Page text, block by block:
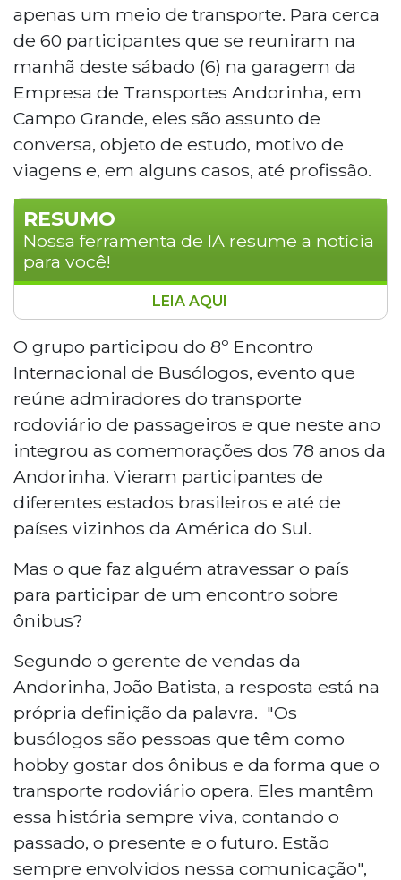
apenas um meio de transporte. Para cerca
de 60 participantes que se reuniram na
manhã deste sábado (6) na garagem da
Empresa de Transportes Andorinha, em
Campo Grande, eles são assunto de
conversa, objeto de estudo, motivo de
viagens e, em alguns casos, até profissão.
RESUMO
Nossa ferramenta de IA resume a notícia
para você!
O 8º Encontro Internacional de Busólogos
reuniu cerca de 60 admiradores do
transporte rodoviário na garagem da
Empresa de Transportes Andorinha, em
Campo Grande, neste sábado. O evento,
que integrou as comemorações dos 78
anos da empresa, recebeu participantes
de diferentes estados e países vizinhos. A
próxima edição será realizada em Brasília.
LEIA AQUI
O grupo participou do 8º Encontro
Internacional de Busólogos, evento que
reúne admiradores do transporte
rodoviário de passageiros e que neste ano
integrou as comemorações dos 78 anos da
Andorinha. Vieram participantes de
diferentes estados brasileiros e até de
países vizinhos da América do Sul.
Mas o que faz alguém atravessar o país
para participar de um encontro sobre
ônibus?
Segundo o gerente de vendas da
Andorinha, João Batista, a resposta está na
própria definição da palavra. "Os
busólogos são pessoas que têm como
hobby gostar dos ônibus e da forma que o
transporte rodoviário opera. Eles mantêm
essa história sempre viva, contando o
passado, o presente e o futuro. Estão
sempre envolvidos nessa comunicação",